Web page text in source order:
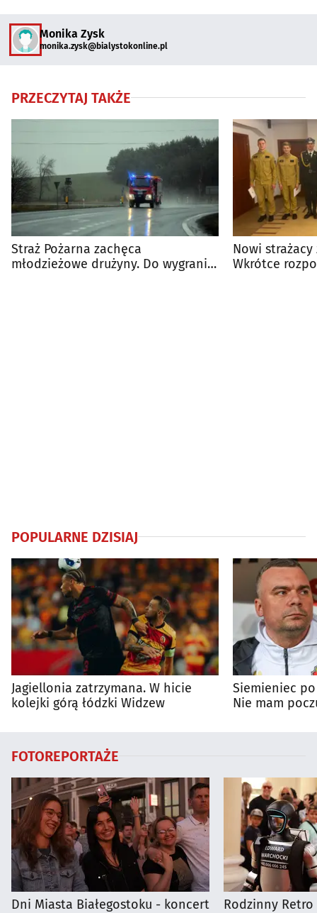
Monika Zysk
monika.zysk@bialystokonline.pl
PRZECZYTAJ TAKŻE
Straż Pożarna zachęca
młodzieżowe drużyny. Do wygrania
Nowi
Wkrótce
POPULARNE DZISIAJ
Jagiellonia zatrzymana. W hicie
kolejki górą łódzki Widzew
Siemieniec
Nie mam
FOTOREPORTAŻE
Dni Miasta Białegostoku - koncert
Rodzinny Retro